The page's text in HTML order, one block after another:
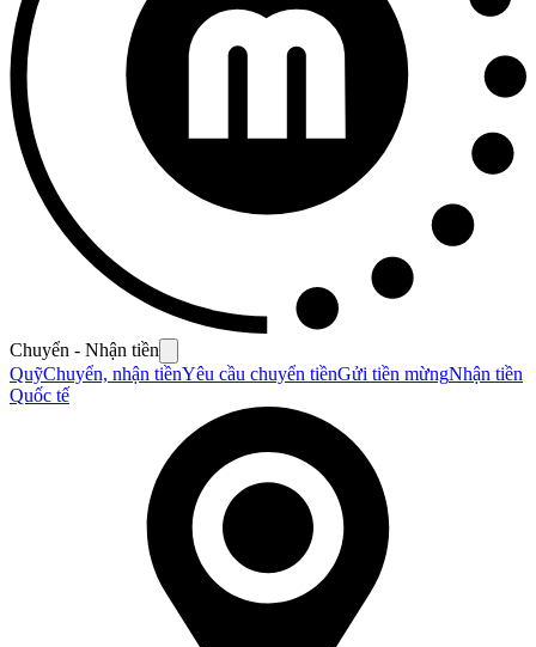
Chuyển - Nhận tiền
QuỹChuyển, nhận tiềnYêu cầu chuyển tiềnGửi tiền mừngNhận tiền
Quốc tế